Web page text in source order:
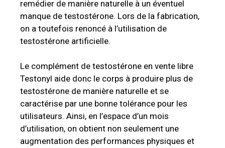
remédier de manière naturelle à un éventuel
manque de testostérone. Lors de la fabrication,
on a toutefois renoncé à l’utilisation de
testostérone artificielle.
Le complément de testostérone en vente libre
Testonyl aide donc le corps à produire plus de
testostérone de manière naturelle et se
caractérise par une bonne tolérance pour les
utilisateurs. Ainsi, en l’espace d’un mois
d’utilisation, on obtient non seulement une
augmentation des performances physiques et